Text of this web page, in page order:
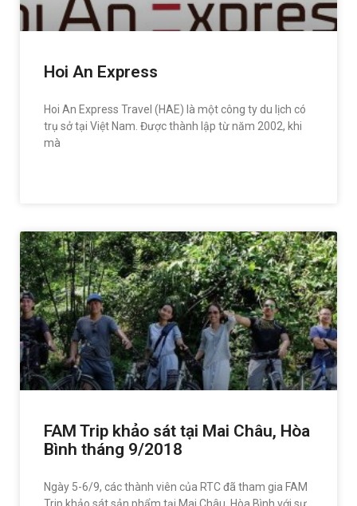
Hoi An Express
Hoi An Express Travel (HAE) là một công ty du lịch có
trụ sở tại Việt Nam. Được thành lập từ năm 2002, khi
mà
FAM Trip khảo sát tại Mai Châu, Hòa
Bình tháng 9/2018
Ngày 5-6/9, các thành viên của RTC đã tham gia FAM